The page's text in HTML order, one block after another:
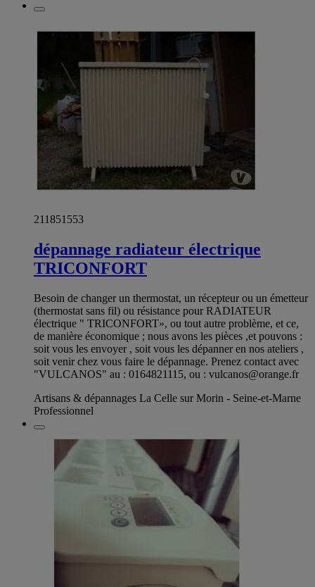
211851553
dépannage radiateur électrique
TRICONFORT
Besoin de changer un thermostat, un récepteur ou un émetteur
(thermostat sans fil) ou résistance pour RADIATEUR
électrique " TRICONFORT», ou tout autre problème, et ce,
de manière économique ; nous avons les pièces ,et pouvons :
soit vous les envoyer , soit vous les dépanner en nos ateliers ,
soit venir chez vous faire le dépannage. Prenez contact avec
"VULCANOS" au : 0164821115, ou : vulcanos@orange.fr
Artisans & dépannages La Celle sur Morin - Seine-et-Marne
Professionnel